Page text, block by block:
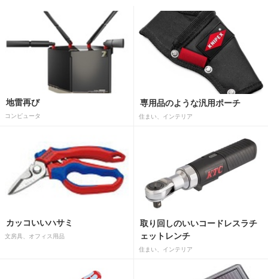
地雷再び
コンピュータ
専用品のような汎用ポーチ
住まい、インテリア
カッコいいハサミ
文房具、オフィス用品
取り回しのいいコードレスラチ
ェットレンチ
住まい、インテリア